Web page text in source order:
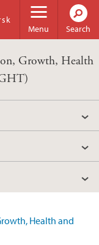
Menu
Search
Growth, Health
Health and